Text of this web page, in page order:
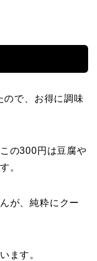
で、お得に調味
の300円は豆腐や
。
が、純粋にクー
ます。